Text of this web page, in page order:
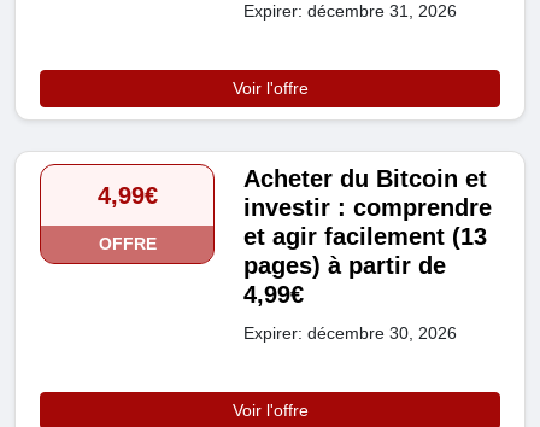
Expirer: décembre 31, 2026
Voir l'offre
4,99€
OFFRE
Acheter du Bitcoin et
investir : comprendre
et agir facilement (13
pages) à partir de
4,99€
Expirer: décembre 30, 2026
Voir l'offre